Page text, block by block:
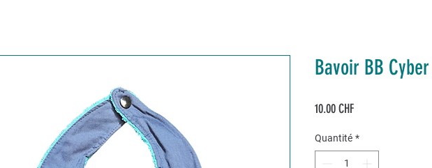
Bavoir BB
10.00 CHFPrix
Quantité *